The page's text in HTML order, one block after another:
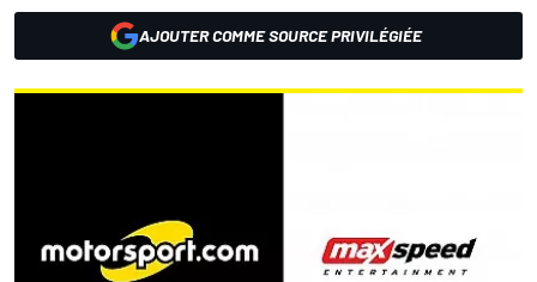
AJOUTER COMME SOURCE PRIVILÉGIÉE